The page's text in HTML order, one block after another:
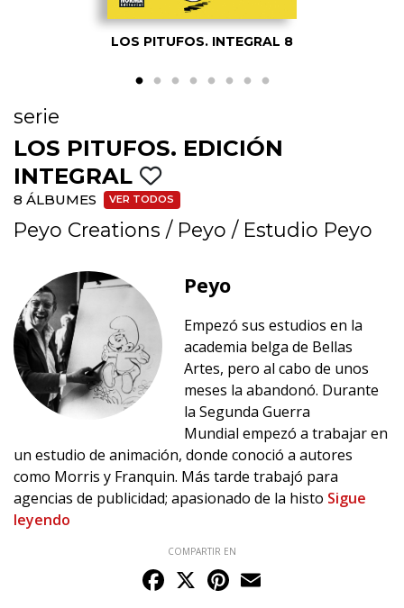
LOS PITUFOS. INTEGRAL 8
COMPARTIR EN
Facebook
X Pinterest
serie
LOS PITUFOS. EDICIÓN
INTEGRAL
8 ÁLBUMES VER TODOS
Peyo Creations / Peyo / Estudio Peyo
Peyo
Empezó sus estudios en la
academia belga de Bellas
Artes, pero al cabo de unos
meses la abandonó. Durante
la Segunda Guerra
Mundial empezó a trabajar en
un estudio de animación, donde conoció a autores
como Morris y Franquin. Más tarde trabajó para
agencias de publicidad; apasionado de la histo Sigue
leyendo